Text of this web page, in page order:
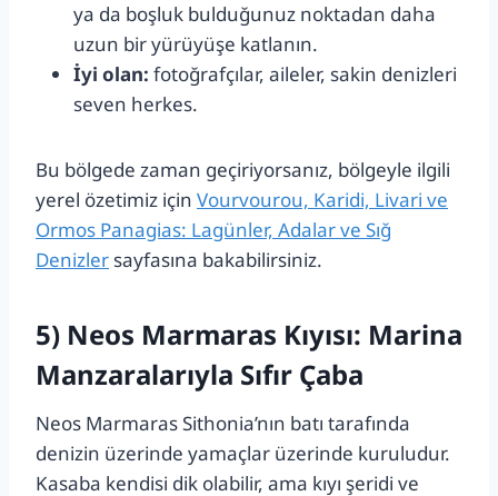
ya da boşluk bulduğunuz noktadan daha
uzun bir yürüyüşe katlanın.
İyi olan: fotoğrafçılar, aileler, sakin denizleri
seven herkes.
Bu bölgede zaman geçiriyorsanız, bölgeyle ilgili
yerel özetimiz için Vourvourou, Karidi, Livari ve
Ormos Panagias: Lagünler, Adalar ve Sığ
Denizler sayfasına bakabilirsiniz.
5) Neos Marmaras Kıyısı: Marina
Manzaralarıyla Sıfır Çaba
Neos Marmaras Sithonia’nın batı tarafında
denizin üzerinde yamaçlar üzerinde kuruludur.
Kasaba kendisi dik olabilir, ama kıyı şeridi ve